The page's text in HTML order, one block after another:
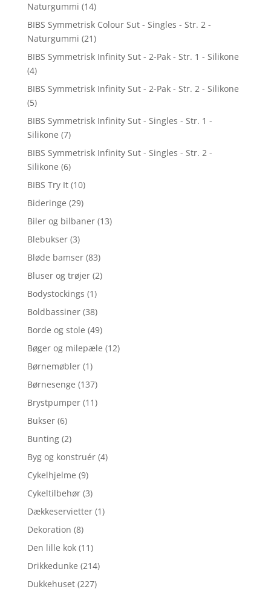
Naturgummi (14)
BIBS Symmetrisk Colour Sut - Singles - Str. 2 -
Naturgummi (21)
BIBS Symmetrisk Infinity Sut - 2-Pak - Str. 1 - Silikone
(4)
BIBS Symmetrisk Infinity Sut - 2-Pak - Str. 2 - Silikone
(5)
BIBS Symmetrisk Infinity Sut - Singles - Str. 1 -
Silikone (7)
BIBS Symmetrisk Infinity Sut - Singles - Str. 2 -
Silikone (6)
BIBS Try It (10)
Bideringe (29)
Biler og bilbaner (13)
Blebukser (3)
Bløde bamser (83)
Bluser og trøjer (2)
Bodystockings (1)
Boldbassiner (38)
Borde og stole (49)
Bøger og milepæle (12)
Børnemøbler (1)
Børnesenge (137)
Brystpumper (11)
Bukser (6)
Bunting (2)
Byg og konstruér (4)
Cykelhjelme (9)
Cykeltilbehør (3)
Dækkeservietter (1)
Dekoration (8)
Den lille kok (11)
Drikkedunke (214)
Dukkehuset (227)